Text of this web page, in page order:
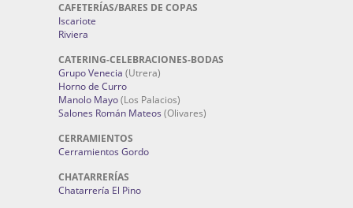
CAFETERÍAS/BARES DE COPAS
Iscariote
Riviera
CATERING-CELEBRACIONES-BODAS
Grupo Venecia (Utrera)
Horno de Curro
Manolo Mayo(Los Palacios)
Salones Román Mateos (Olivares)
CERRAMIENTOS
Cerramientos Gordo
CHATARRERÍAS
Chatarrería El Pino